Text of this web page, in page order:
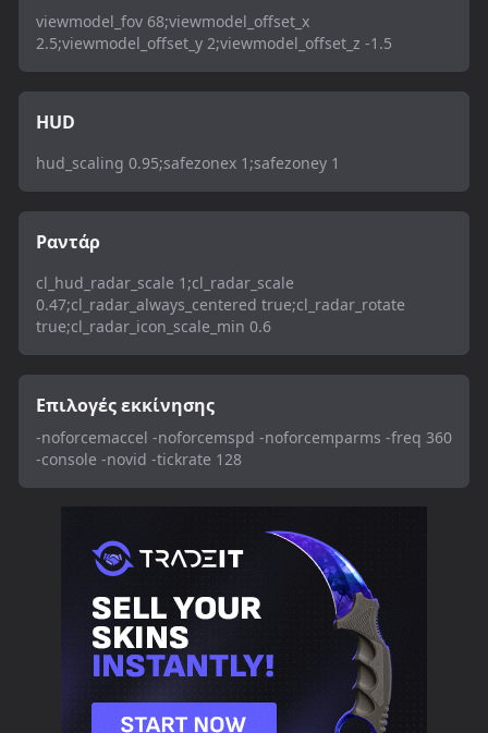
viewmodel_fov 68;viewmodel_offset_x
2.5;viewmodel_offset_y 2;viewmodel_offset_z -1.5
HUD
hud_scaling 0.95;safezonex 1;safezoney 1
Ραντάρ
cl_hud_radar_scale 1;cl_radar_scale
0.47;cl_radar_always_centered true;cl_radar_rotate
true;cl_radar_icon_scale_min 0.6
Επιλογές εκκίνησης
-noforcemaccel -noforcemspd -noforcemparms -freq 360
-console -novid -tickrate 128